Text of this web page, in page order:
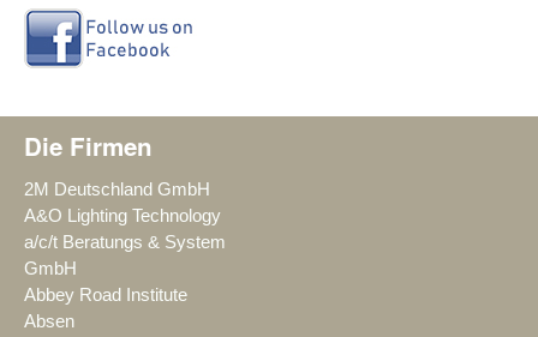
Die Firmen
2M Deutschland GmbH
A&O Lighting Technology
a/c/t Beratungs & System
GmbH
Abbey Road Institute
Absen